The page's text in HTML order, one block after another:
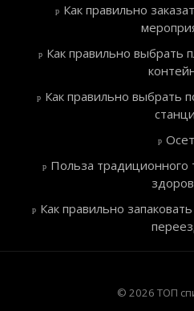
Как правильно
Как правильно выбрать
Как правильно выбрать
Польза традиционного
Как правильно
© 2026 ТОП